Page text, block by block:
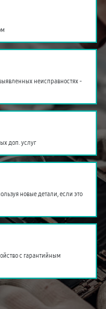
неисправностях -
доп. услуг
новые детали, если это
с гарантийным